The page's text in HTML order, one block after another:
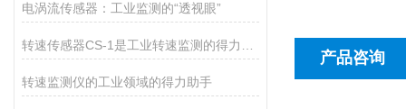
电涡流传感器：工业监测的“透视眼”
转速监测仪的工业领域的得力助手
产品咨询